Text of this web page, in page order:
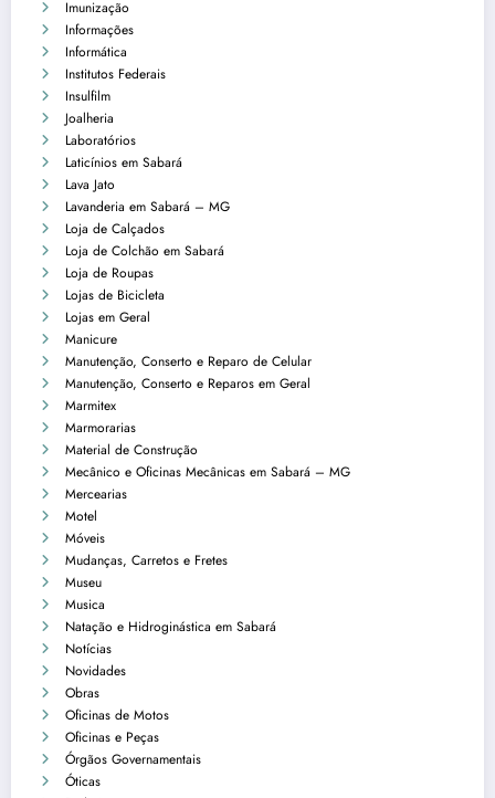
Imunização
Informações
Informática
Institutos Federais
Insulfilm
Joalheria
Laboratórios
Laticínios em Sabará
Lava Jato
Lavanderia em Sabará – MG
Loja de Calçados
Loja de Colchão em Sabará
Loja de Roupas
Lojas de Bicicleta
Lojas em Geral
Manicure
Manutenção, Conserto e Reparo de Celular
Manutenção, Conserto e Reparos em Geral
Marmitex
Marmorarias
Material de Construção
Mecânico e Oficinas Mecânicas em Sabará – MG
Mercearias
Motel
Móveis
Mudanças, Carretos e Fretes
Museu
Musica
Natação e Hidroginástica em Sabará
Notícias
Novidades
Obras
Oficinas de Motos
Oficinas e Peças
Órgãos Governamentais
Óticas